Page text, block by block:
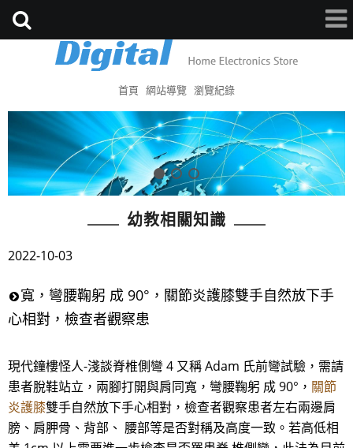
首頁 網站導覽 瀏覽紀錄
幼教相關知識
2022-10-03
寬，彎腰鞠躬 成 90°，關節炎護膝雙手自然放下手
心相對，檢查者觀察患
現代鐘樓怪人-淺談脊椎側彎 4 又稱 Adam 氏前彎試驗，需請
患者脫鞋站立，兩腳打開與肩同寬，彎腰鞠躬 成 90°， 關節
炎護膝雙手自然放下手心相對，檢查者觀察患者左右兩邊肩
膀、肩胛骨、背部、 腰部等是否對稱及高度一致。若高低相